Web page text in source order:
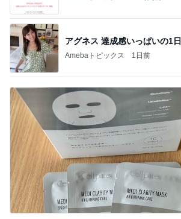
アグネス 達成感いっぱいの1日
Amebaトピックス 1日前